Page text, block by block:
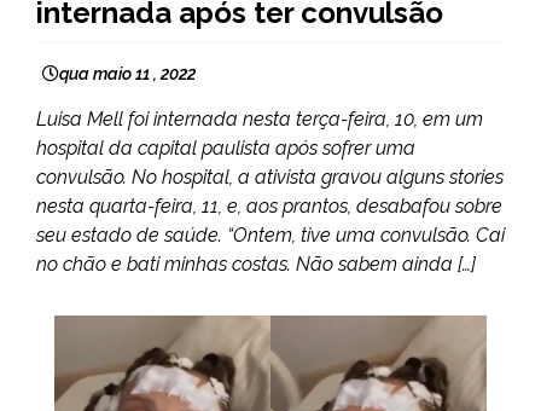
internada após ter convulsão
qua maio 11 , 2022
Luisa Mell foi internada nesta terça-feira, 10, em um
hospital da capital paulista após sofrer uma
convulsão. No hospital, a ativista gravou alguns stories
nesta quarta-feira, 11, e, aos prantos, desabafou sobre
seu estado de saúde. “Ontem, tive uma convulsão. Cai
no chão e bati minhas costas. Não sabem ainda […]